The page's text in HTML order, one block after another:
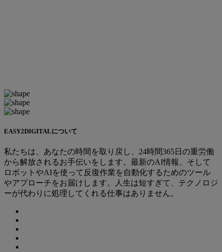
EASY2DIGITALについて
私たちは、あなたの時間を取り戻し、24時間365日の重労働
から解放されるお手伝いをします。最新のAI情報、そして
ロボットやAIを使って反復作業を自動化するためのツール
やアプローチをお届けします。人生は短すぎて、テクノロジ
ーが代わりに処理してくれる仕事はありません。